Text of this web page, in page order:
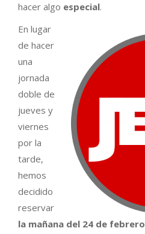
hacer algo especial.
En lugar
de hacer
una
jornada
doble de
jueves y
viernes
por la
tarde,
hemos
decidido
reservar
la mañana del 24 de febrero